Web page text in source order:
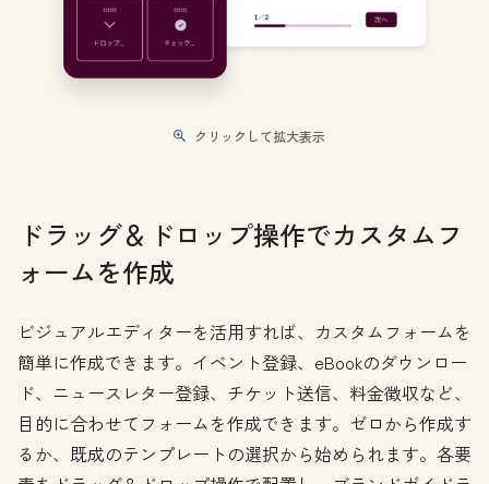
クリックして拡大表示
ドラッグ＆ドロップ操作でカスタムフ
ォームを作成
ビジュアルエディターを活用すれば、カスタムフォームを
簡単に作成できます。イベント登録、eBookのダウンロー
ド、ニュースレター登録、チケット送信、料金徴収など、
目的に合わせてフォームを作成できます。ゼロから作成す
るか、既成のテンプレートの選択から始められます。各要